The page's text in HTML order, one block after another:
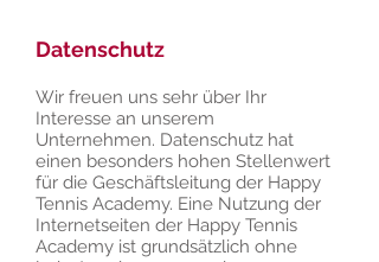
Datenschutz
Wir freuen uns sehr über Ihr
Interesse an unserem
Unternehmen. Datenschutz hat
einen besonders hohen Stellenwert
für die Geschäftsleitung der Happy
Tennis Academy. Eine Nutzung der
Internetseiten der Happy Tennis
Academy ist grundsätzlich ohne